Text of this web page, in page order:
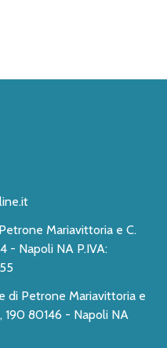
Mariavittoria e C.
di Petrone Mariavittoria e
190 80146 - Napoli NA